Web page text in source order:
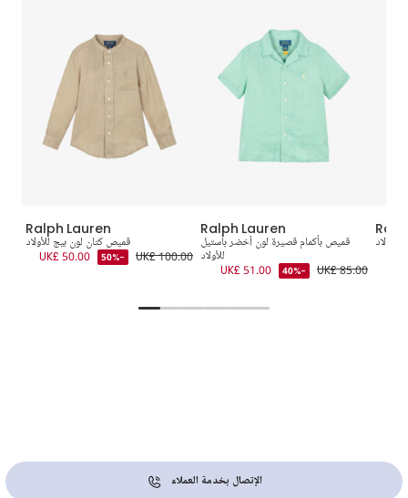
Ralph Lauren
قميص كتان لون بيج للأولاد
UK£ 100.00
-50%
UK£ 50.00
Ralph Lauren
قميص بأكمام قصيرة لون أخضر باستيل
للأولاد
UK£ 85.00
-40%
UK£ 51.00
الإتصال بخدمة العملاء